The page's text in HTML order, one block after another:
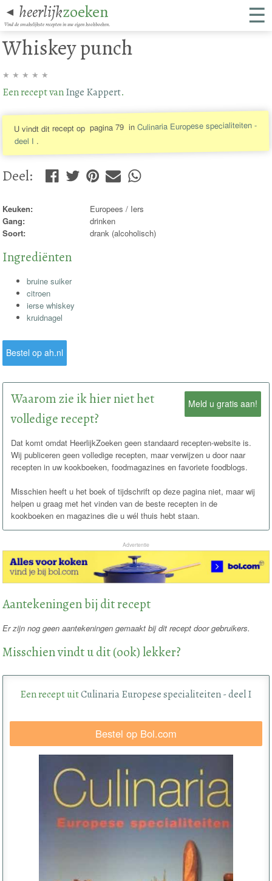
◄ heerlijkzoeken
Vind de smakelijkste recepten in uw eigen kookboeken. ☰
Whiskey punch
★ ★ ★ ★ ★
Een recept vanInge Kappert.
U vindt dit recept op pagina 79 inCulinaria Europese specialiteiten -
deel I .
Deel:
Keuken:
Europees / Iers
Gang:
drinken
Soort:
drank (alcoholisch)
Ingrediënten
bruine suiker
citroen
ierse whiskey
kruidnagel
Bestel op ah.nl
Meld u gratis aan!
Waarom zie ik hier niet het
volledige recept?
Dat komt omdat HeerlijkZoeken geen standaard recepten-website is.
Wij publiceren geen volledige recepten, maar verwijzen u door naar
recepten in uw kookboeken, foodmagazines en favoriete foodblogs.
Misschien heeft u het boek of tijdschrift op deze pagina niet, maar wij
helpen u graag met het vinden van de beste recepten in de
kookboeken en magazines die u wél thuis hebt staan.
Advertentie
Aantekeningen bij dit recept
Er zijn nog geen aantekeningen gemaakt bij dit recept door gebruikers.
Misschien vindt u dit (ook) lekker?
Een recept uitCulinaria Europese specialiteiten - deel I
Bestel op Bol.com